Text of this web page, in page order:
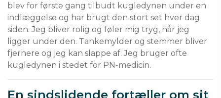
blev for første gang tilbudt kugledynen under en
indlæggelse og har brugt den stort set hver dag
siden. Jeg bliver rolig og føler mig tryg, når jeg
ligger under den. Tankemylder og stemmer bliver
fjernere og jeg kan slappe af. Jeg bruger ofte
kugledynen i stedet for PN-medicin.
En sindslidende fortæller om sit